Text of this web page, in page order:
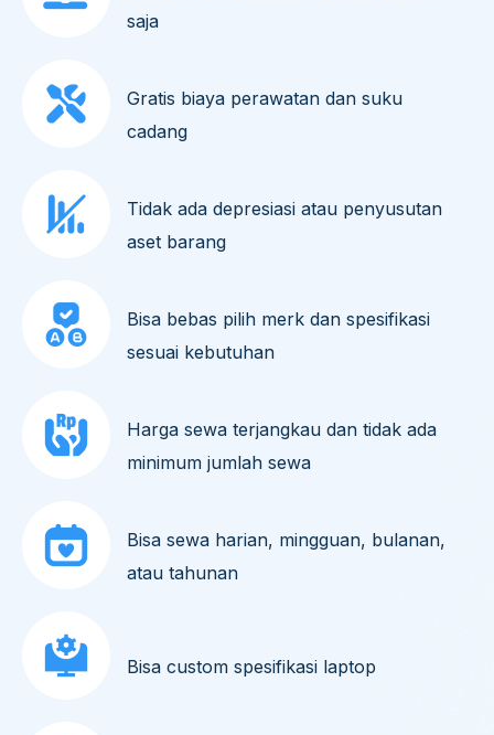
saja
Gratis biaya perawatan dan suku
cadang
Tidak ada depresiasi atau penyusutan
aset barang
Bisa bebas pilih merk dan spesifikasi
sesuai kebutuhan
Harga sewa terjangkau dan tidak ada
minimum jumlah sewa
Bisa sewa harian, mingguan, bulanan,
atau tahunan
Bisa custom spesifikasi laptop